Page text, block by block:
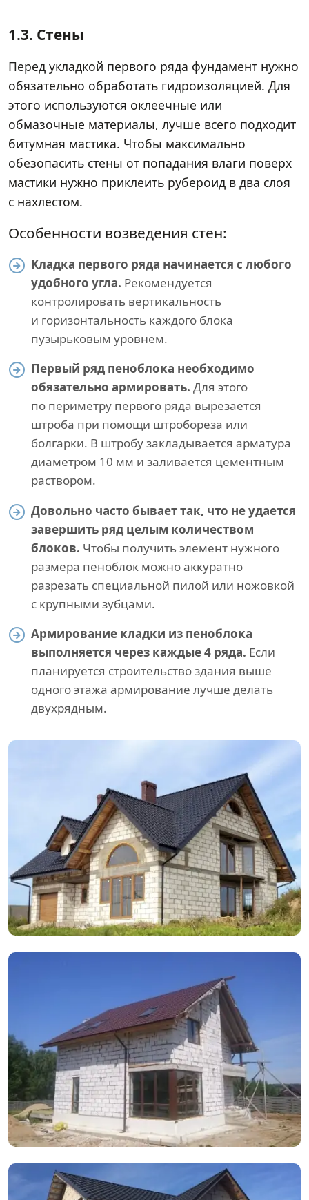
1.3. Стены
Перед укладкой первого ряда фундамент нужно
обязательно обработать гидроизоляцией. Для
этого используются оклеечные или
обмазочные материалы, лучше всего подходит
битумная мастика. Чтобы максимально
обезопасить стены от попадания влаги поверх
мастики нужно приклеить рубероид в два слоя
с нахлестом.
Особенности возведения стен:
Кладка первого ряда начинается с любого
удобного угла. Рекомендуется
контролировать вертикальность
и горизонтальность каждого блока
пузырьковым уровнем.
Первый ряд пеноблока необходимо
обязательно армировать. Для этого
по периметру первого ряда вырезается
штроба при помощи штробореза или
болгарки. В штробу закладывается арматура
диаметром 10 мм и заливается цементным
раствором.
Довольно часто бывает так, что не удается
завершить ряд целым количеством
блоков. Чтобы получить элемент нужного
размера пеноблок можно аккуратно
разрезать специальной пилой или ножовкой
с крупными зубцами.
Армирование кладки из пеноблока
выполняется через каждые 4 ряда. Если
планируется строительство здания выше
одного этажа армирование лучше делать
двухрядным.